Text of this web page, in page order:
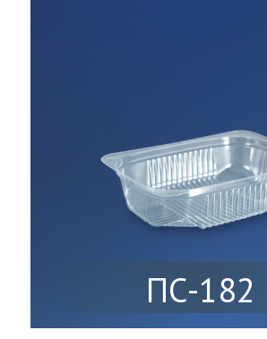
ПС-182